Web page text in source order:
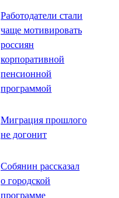
Работодатели стали
чаще мотивировать
россиян
корпоративной
пенсионной
программой
Миграция прошлого
не догонит
Собянин рассказал
о городской
программе